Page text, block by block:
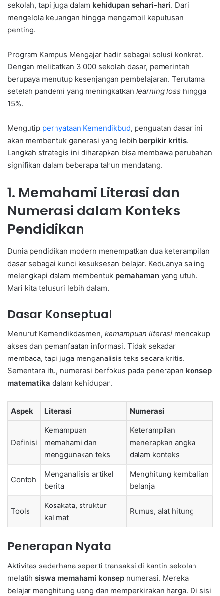
sekolah, tapi juga dalam kehidupan sehari-hari. Dari
mengelola keuangan hingga mengambil keputusan
penting.
Program Kampus Mengajar hadir sebagai solusi konkret.
Dengan melibatkan 3.000 sekolah dasar, pemerintah
berupaya menutup kesenjangan pembelajaran. Terutama
setelah pandemi yang meningkatkan learning loss hingga
15%.
Mengutip pernyataan Kemendikbud, penguatan dasar ini
akan membentuk generasi yang lebih berpikir kritis.
Langkah strategis ini diharapkan bisa membawa perubahan
signifikan dalam beberapa tahun mendatang.
1. Memahami Literasi dan
Numerasi dalam Konteks
Pendidikan
Dunia pendidikan modern menempatkan dua keterampilan
dasar sebagai kunci kesuksesan belajar. Keduanya saling
melengkapi dalam membentuk pemahaman yang utuh.
Mari kita telusuri lebih dalam.
Dasar Konseptual
Menurut Kemendikdasmen, kemampuan literasi mencakup
akses dan pemanfaatan informasi. Tidak sekadar
membaca, tapi juga menganalisis teks secara kritis.
Sementara itu, numerasi berfokus pada penerapan konsep
matematika dalam kehidupan.
Aspek Literasi Numerasi
Definisi
Kemampuan
memahami dan
menggunakan teks
Keterampilan
menerapkan angka
dalam konteks
Contoh
Menganalisis artikel
berita
Menghitung kembalian
belanja
Tools
Kosakata, struktur
kalimat
Rumus, alat hitung
Penerapan Nyata
Aktivitas sederhana seperti transaksi di kantin sekolah
melatih siswa memahami konsep numerasi. Mereka
belajar menghitung uang dan memperkirakan harga. Di sisi